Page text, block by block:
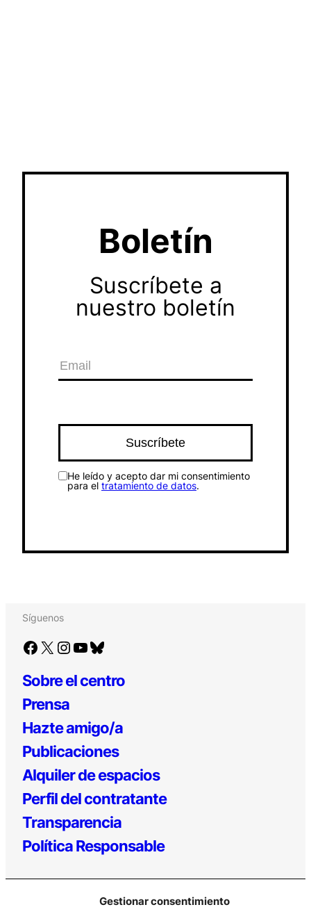
Gestionar consentimiento
Boletín
Suscríbete a
nuestro boletín
He leído y acepto dar mi consentimiento
para el tratamiento de datos.
Síguenos
Facebook X Instagram YouTube Bluesky
Sobre el centro
Prensa
Hazte amigo/a
Publicaciones
Alquiler de espacios
Perfil del contratante
Transparencia
Política Responsable